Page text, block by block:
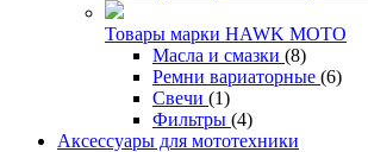
Товары марки HAWK MOTO
Масла и смазки (8)
Ремни вариаторные (6)
Свечи (1)
Фильтры (4)
Аксессуары для мототехники